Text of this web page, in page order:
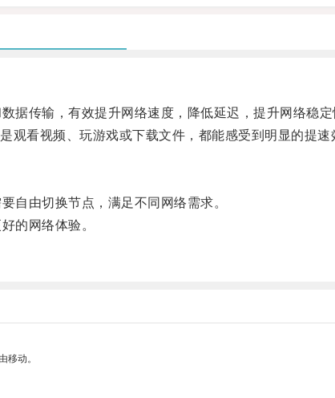
传输，有效提升网络速度，降低延迟，提升网络稳定
看视频、玩游戏或下载文件，都能感受到明显的提速
由切换节点，满足不同网络需求。
的网络体验。
移动。